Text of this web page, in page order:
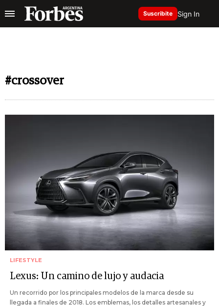
Suscribite Sign In
#crossover
LIFESTYLE
Lexus: Un camino de lujo y audacia
Un recorrido por los principales modelos de la marca desde su
llegada a finales de 2018. Los emblemas, los detalles artesanales y